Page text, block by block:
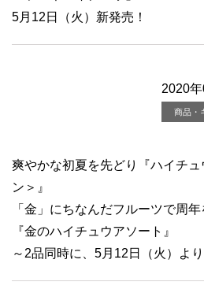
5月12日（火）新発売！
2020
商品・
爽やかな初夏を先どり『ハイチ
ン＞』
「金」にちなんだフルーツで周年
『金のハイチュウアソート』
～2品同時に、5月12日（火）よ